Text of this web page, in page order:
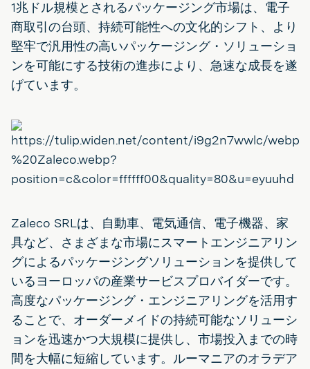
1兆ドル規模とされるパッケージング市場は、電子
商取引の台頭、持続可能性への文化的シフト、より
堅牢で汎用性の高いパッケージング・ソリューショ
ンを可能にする技術の進歩により、急速な成長を遂
げています。
Zaleco SRLは、自動車、電気通信、電子機器、家
具など、さまざまな市場にスマートエンジニアリン
グによるパッケージングソリューションを提供して
いるヨーロッパの産業サービスプロバイダーです。
高度なパッケージング・エンジニアリングを活用す
ることで、オーダーメイドの持続可能なソリューシ
ョンを迅速かつ大規模に提供し、市場投入までの時
間を大幅に短縮しています。ルーマニアのオラデア